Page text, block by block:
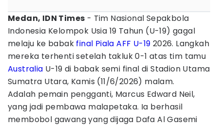
Medan, IDN Times - Tim Nasional Sepakbola
Indonesia Kelompok Usia 19 Tahun (U-19) gagal
melaju ke babak final Piala AFF U-19 2026. Langkah
mereka terhenti setelah takluk 0-1 atas tim tamu
Australia U-19 di babak semi final di Stadion Utama
Sumatra Utara, Kamis (11/6/2026) malam.
Adalah pemain pengganti, Marcus Edward Neil,
yang jadi pembawa malapetaka. Ia berhasil
membobol gawang yang dijaga Dafa Al Gasemi